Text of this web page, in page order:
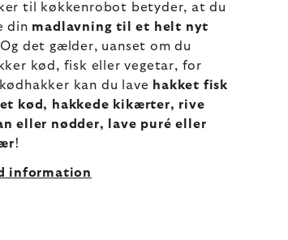
til køkkenrobot betyder, at du
din madlavning til et helt nyt
det gælder, uanset om du
kød, fisk eller vegetar, for
kan du lave hakket fisk
kød, hakkede kikærter, rive
eller nødder, lave puré eller
!
information